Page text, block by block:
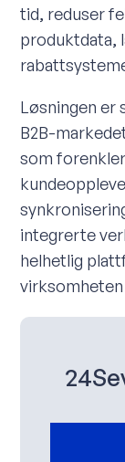
tid, reduser
produktdata,
Løsningen er
B2B-
som
integrerte
helhetlig
virksomheten